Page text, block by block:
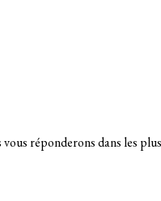
réponderons dans les